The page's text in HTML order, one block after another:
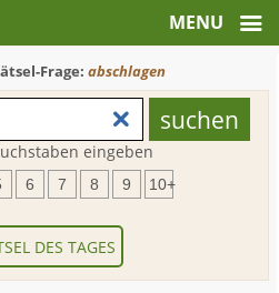
Frage:abschlagen
eingeben
6 7 8 9 10+
DES TAGES